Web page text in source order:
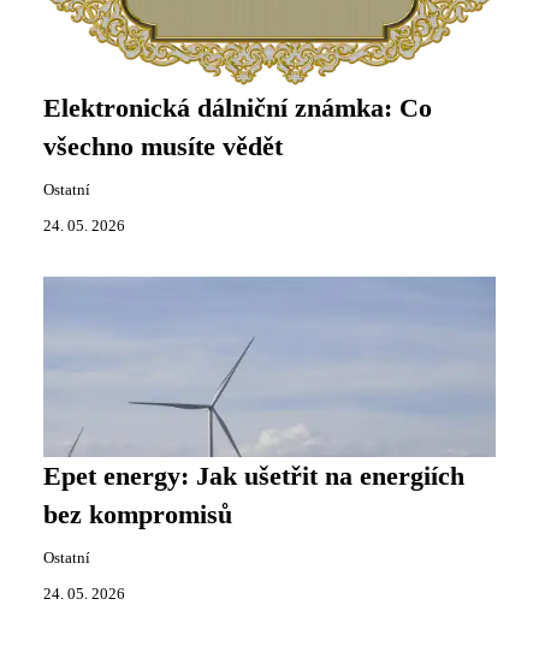
Elektronická dálniční známka: Co
všechno musíte vědět
Ostatní
24. 05. 2026
Epet energy: Jak ušetřit na energiích
bez kompromisů
Ostatní
24. 05. 2026